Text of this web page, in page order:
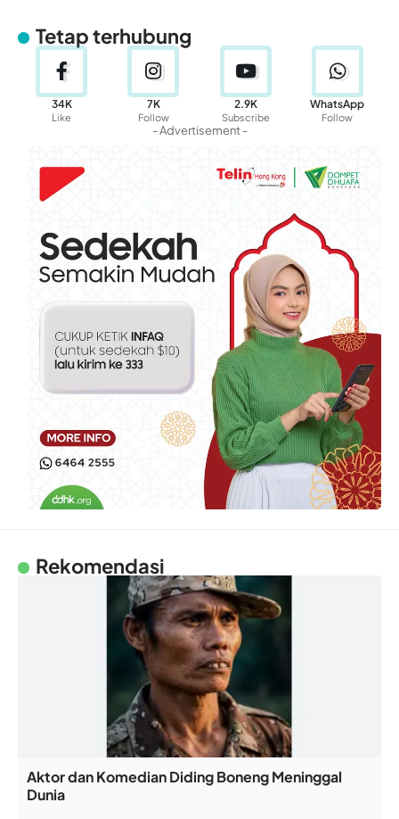
Tetap terhubung
34K
Like
7K
Follow
2.9K
Subscribe
WhatsApp
Follow
- Advertisement -
Rekomendasi
Aktor dan Komedian Diding Boneng Meninggal
Dunia